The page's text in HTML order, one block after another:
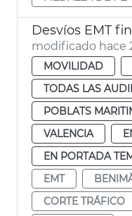
Desvíos EMT
modificado hace
MOVILIDAD
TODAS LAS
POBLATS
VALENCIA
EN PORTADA
EMT
CORTE TRÁFICO